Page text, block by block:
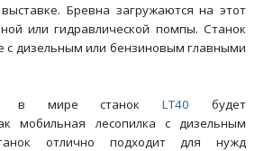
Бревна загружаются на этот
или гидравлической помпы. Станок
с дизельным или бензиновым главными
в мире станокLT40 будет
мобильная лесопилка с дизельным
отлично подходит для нужд